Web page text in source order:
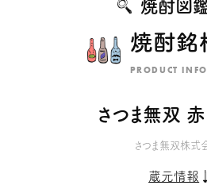
焼酎図
焼酎銘
PRODUCT INFO
さつま無双
さつま無双株式
蔵元情報